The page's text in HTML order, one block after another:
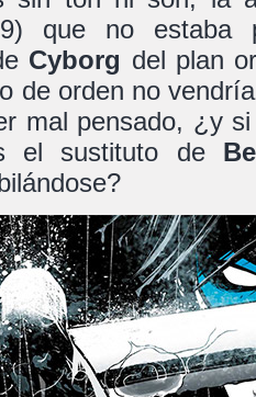
que no estaba
Cyborg del plan
de orden no
mal pensado, ¿y
el sustituto de